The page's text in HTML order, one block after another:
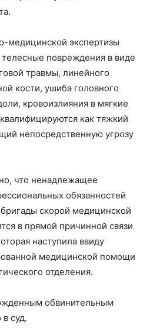
медицинской экспертизы
повреждения в виде
травмы, линейного
кости, ушиба головного
кровоизлияния в мягкие
как тяжкий
непосредственную угрозу
что ненадлежащее
обязанностей
скорой медицинской
в прямой причинной связи
наступила ввиду
медицинской помощи
отделения.
обвинительным
суд.